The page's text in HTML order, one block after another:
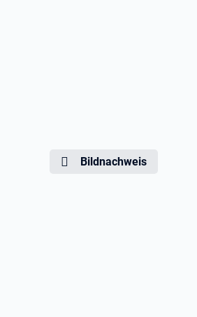
Bildnachweis